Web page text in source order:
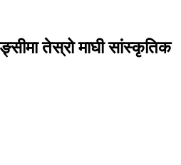
तेस्रो माघी सांस्कृतिक